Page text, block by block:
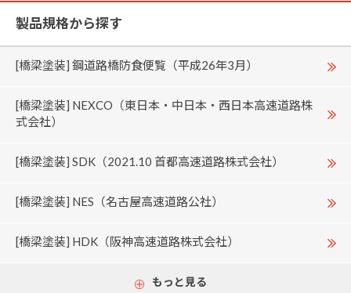
製品規格から探す
[橋梁塗装] 鋼道路橋防食便覧（平成26年3月）
[橋梁塗装] NEXCO（東日本・中日本・西日本高速道路株
式会社）
[橋梁塗装] SDK（2021.10 首都高速道路株式会社）
[橋梁塗装] NES（名古屋高速道路公社）
[橋梁塗装] HDK（阪神高速道路株式会社）
もっと見る